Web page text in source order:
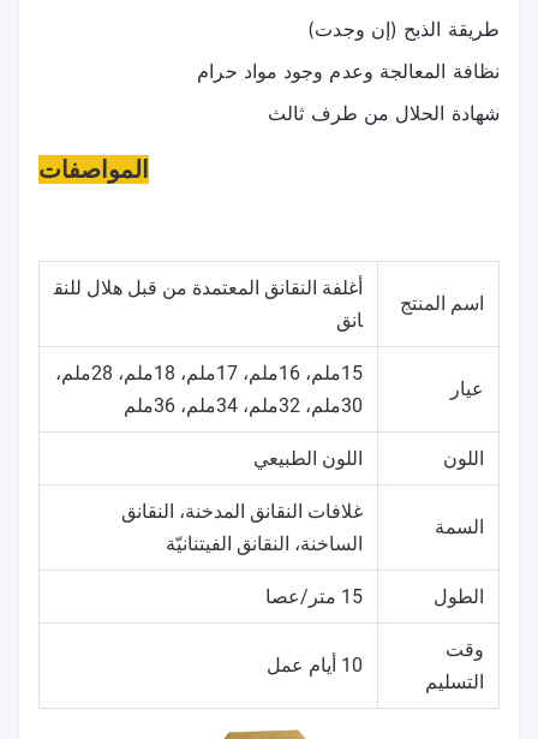
طريقة الذبح (إن وجدت)
نظافة المعالجة وعدم وجود مواد حرام
شهادة الحلال من طرف ثالث
المواصفات
اسم المنتج
أغلفة النقانق المعتمدة من قبل هلال للنق
انق
عيار
15ملم، 16ملم، 17ملم، 18ملم، 28ملم،
30ملم، 32ملم، 34ملم، 36ملم
اللون اللون الطبيعي
السمة
غلافات النقانق المدخنة، النقانق
الساخنة، النقانق الفيتنانيّة
الطول 15 متر/عصا
وقت
التسليم
10 أيام عمل